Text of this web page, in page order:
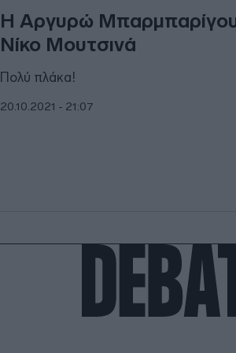
H Αργυρώ
Νίκο Μουτσινά
Πολύ πλάκα!
20.10.2021 - 21:07